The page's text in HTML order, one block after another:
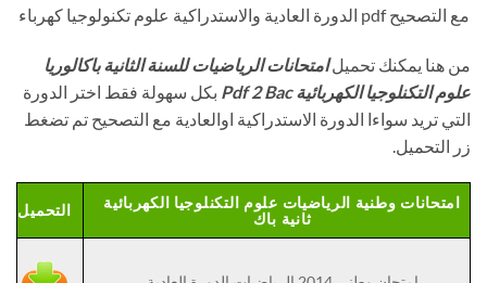
مع التصحيح pdf الدورة العادية والاستدراكية علوم تكنولوجيا كهرباء
من هنا يمكنك تحميلامتحانات الرياضيات للسنة الثانية باكالوريا
علوم التكنلوجيا الكهربائية Pdf 2 Bac
بكل سهولة فقط اختر الدورة
التي تريد سواءا الدورة الاستدراكية اوالعادية مع التصحيح تم تضغط
زر التحميل.
امتحانات وطنية الرياضيات علوم التكنلوجيا الكهربائية
ثانية باك
التحميل